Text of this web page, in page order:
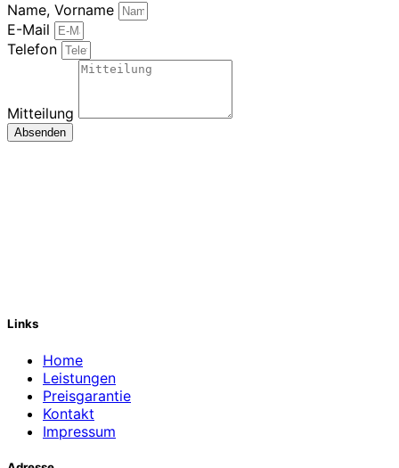
Name, Vorname
E-Mail
Telefon
Mitteilung
Absenden
Links
Home
Leistungen
Preisgarantie
Kontakt
Impressum